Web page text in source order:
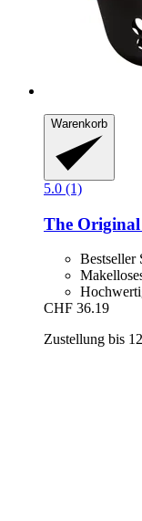
Warenkorb
5.0 (1)
The
Bestseller
CHF 36.19
Zustellung bis